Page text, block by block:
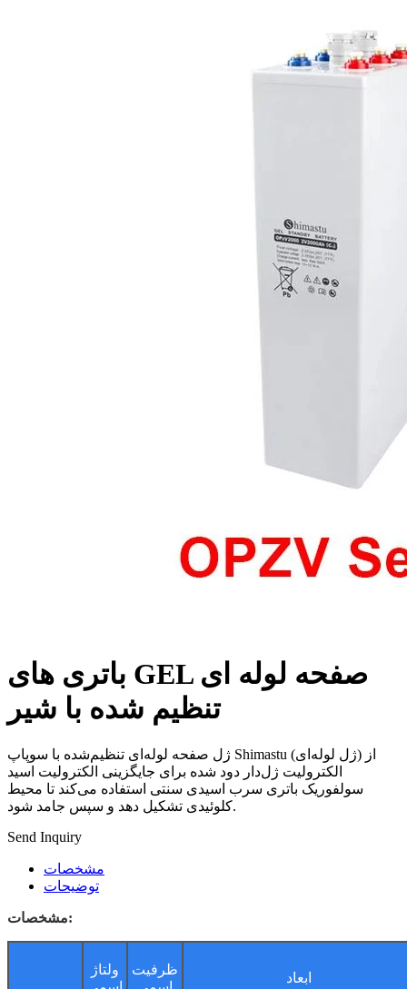
باتری های GEL صفحه لوله ای
تنظیم شده با شیر
ژل صفحه لوله‌ای تنظیم‌شده با سوپاپ Shimastu (ژل لوله‌ای) از
الکترولیت ژل‌دار دود شده برای جایگزینی الکترولیت اسید
سولفوریک باتری سرب اسیدی سنتی استفاده می‌کند تا محیط
کلوئیدی تشکیل دهد و سپس جامد شود.
Send Inquiry
مشخصات
توضیحات
مشخصات:
ولتاژ
ظرفیت
ابعاد